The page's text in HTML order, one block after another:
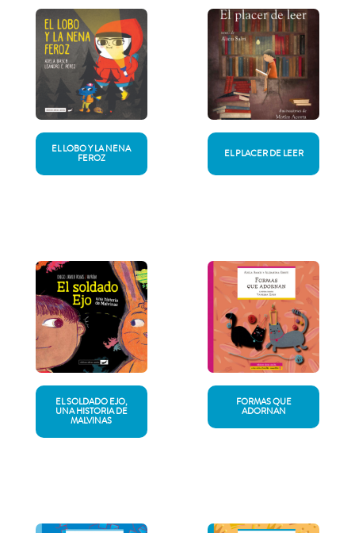
EL LOBO Y LA NENA
FEROZ
EL PLACER DE LEER
EL SOLDADO EJO,
UNA HISTORIA DE
MALVINAS
FORMAS QUE
ADORNAN